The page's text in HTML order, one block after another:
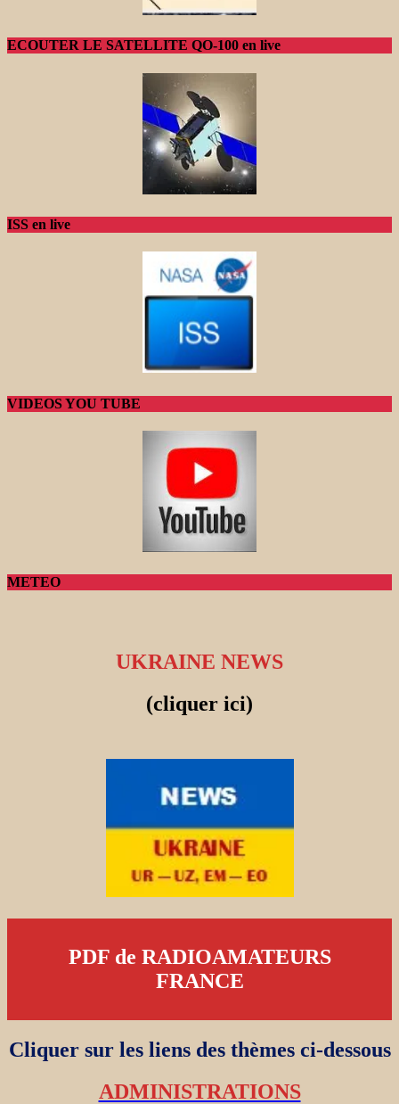
ECOUTER LE SATELLITE QO-100 en live
ISS en live
VIDEOS YOU TUBE
METEO
UKRAINE NEWS
(cliquer ici)
PDF de RADIOAMATEURS
FRANCE
Cliquer sur les liens des thèmes ci-dessous
ADMINISTRATIONS